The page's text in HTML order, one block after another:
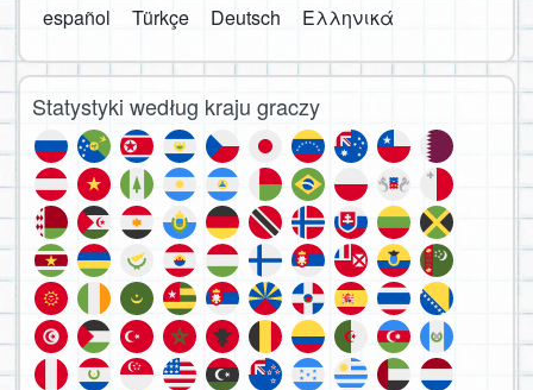
español
Türkçe Deutsch Ελληνικά
Statystyki według kraju graczy